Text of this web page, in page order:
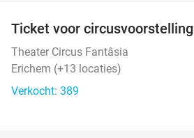
Ticket voor circusvoorstelling
Theater Circus Fantâsia
Erichem (+13 locaties)
Verkocht: 389